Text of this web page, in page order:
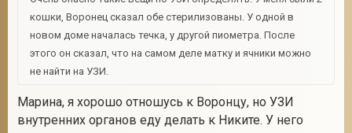
кошки, Воронец сказал обе стерилизованы. У одной в
новом доме началась течка, у другой пиометра. После
этого он сказал, что на самом деле матку и ячники можно
не найти на УЗИ.
Марина, я хорошо отношусь к Воронцу, но УЗИ
внутренних органов еду делать к Никите. У него